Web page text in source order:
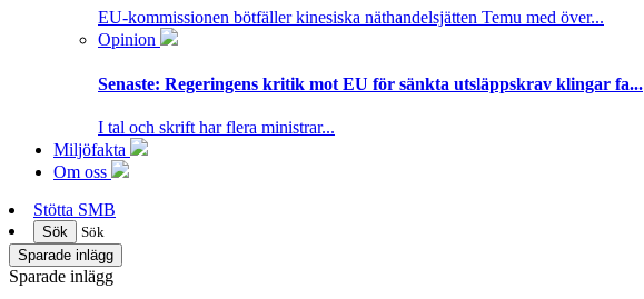
EU-kommissionen bötfäller kinesiska näthandelsjätten Temu med över...
Opinion
Senaste: Regeringens kritik mot EU för sänkta utsläppskrav klingar fa...
I tal och skrift har flera ministrar...
Miljöfakta
Om oss
Stötta SMB
Sök
Sök
Sparade inlägg
Sparade inlägg